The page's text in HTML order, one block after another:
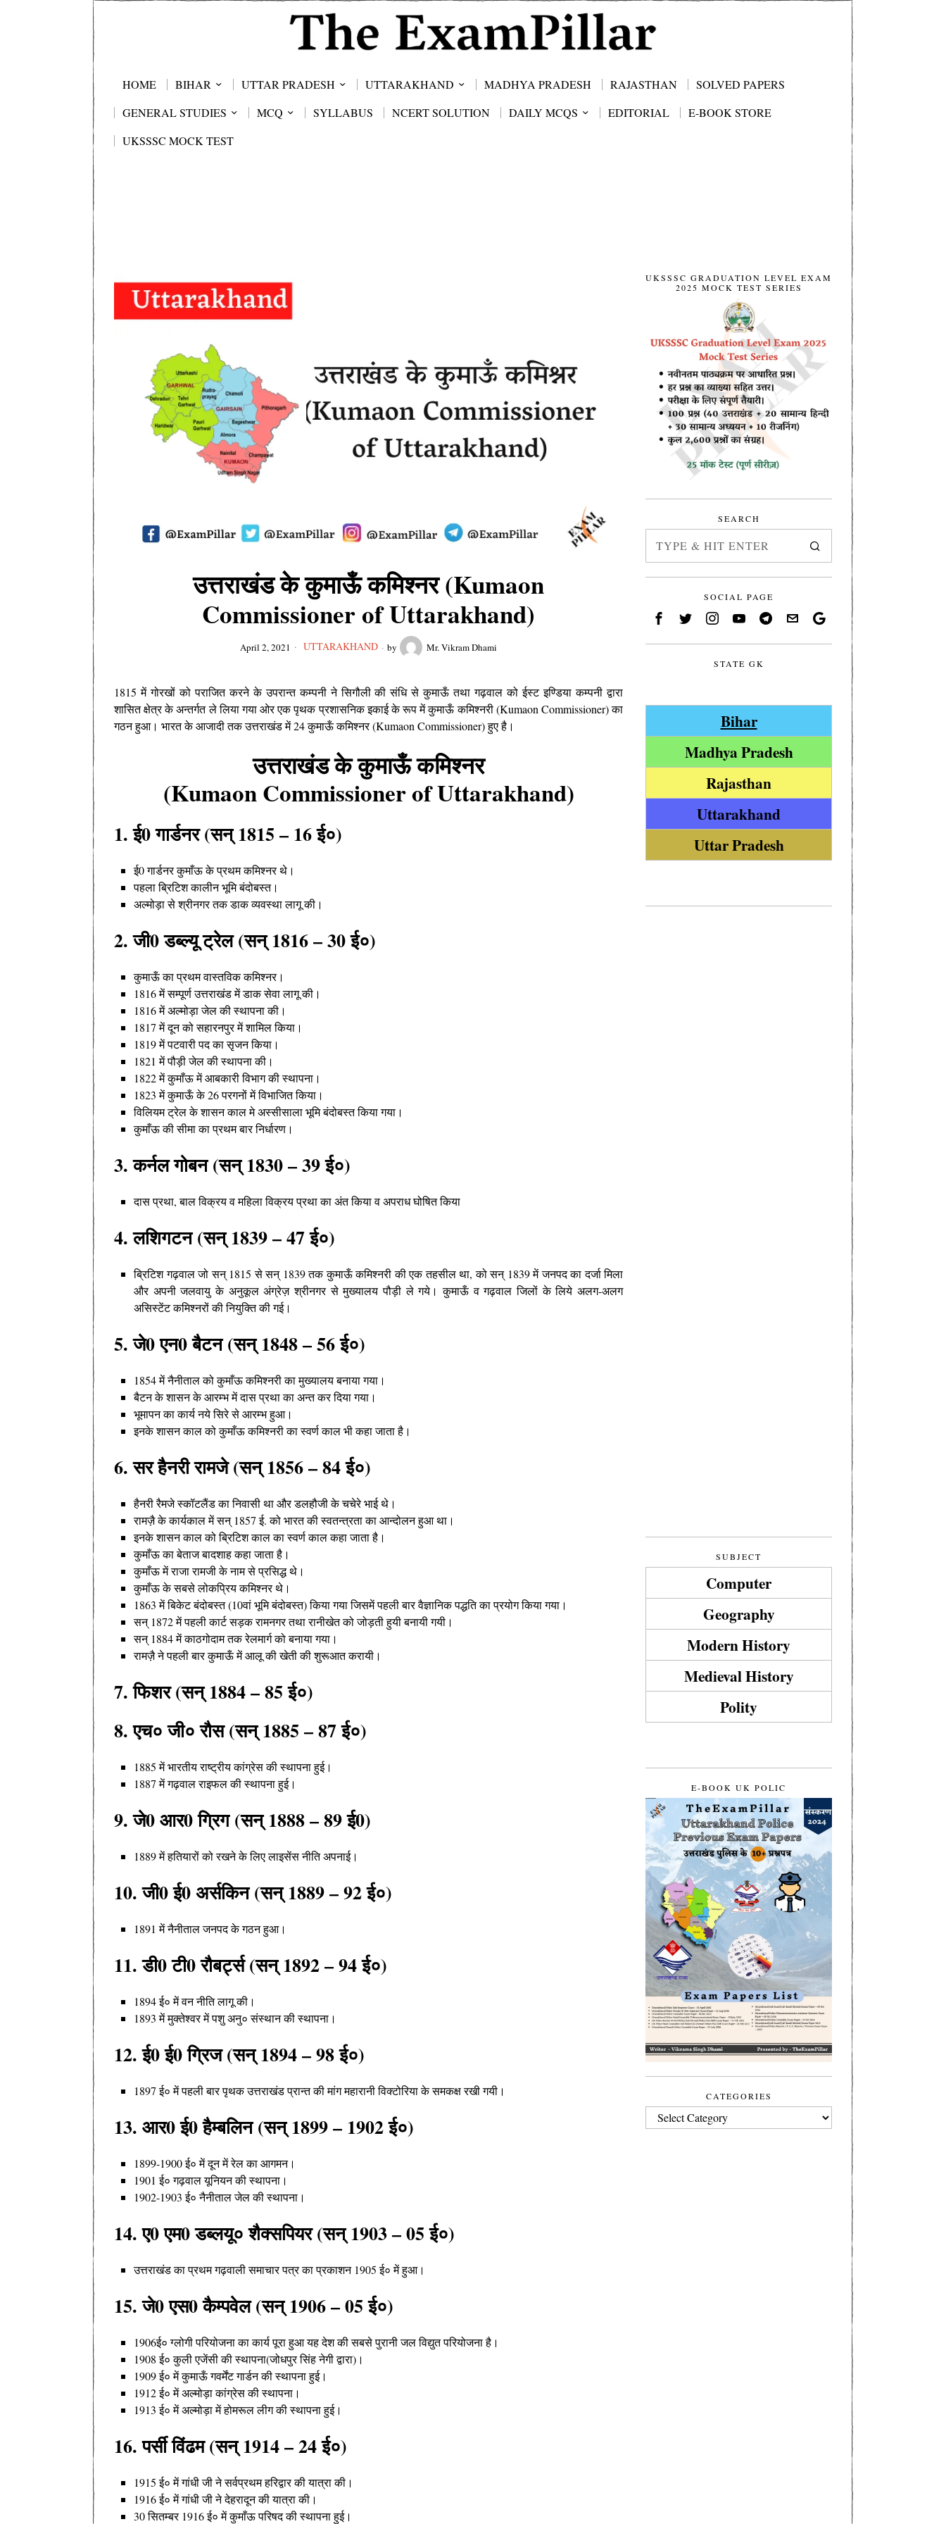
HOME BIHAR UTTAR PRADESH UTTARAKHAND MADHYA PRADESH RAJASTHAN
SOLVED PAPERS
GENERAL STUDIES
MCQ SYLLABUS NCERT SOLUTION DAILY MCQS EDITORIAL
E-BOOK STORE
UKSSSC MOCK TEST
उत्तराखंड के कुमाऊँ कमिश्नर (Kumaon
Commissioner of Uttarakhand)
April 2, 2021 UTTARAKHAND by Mr. Vikram Dhami
1815 में गोरखों को पराजित करने के उपरान्त कम्पनी ने सिगौली की संधि से कुमाऊँ तथा गढ़वाल को ईस्ट इण्डिया कम्पनी द्वारा
शासित क्षेत्र के अन्तर्गत ले लिया गया ओर एक पृथक प्रशासनिक इकाई के रूप में कुमाऊँ कमिश्नरी (Kumaon Commissioner) का
गठन हुआ। भारत के आजादी तक उत्तराखंड में 24 कुमाऊँ कमिश्नर (Kumaon Commissioner) हुए है।
उत्तराखंड के कुमाऊँ कमिश्नर
(Kumaon Commissioner of Uttarakhand)
1. ई0 गार्डनर (सन् 1815 – 16 ई०)
ई0 गार्डनर कुमाँऊ के प्रथम कमिश्नर थे ।
पहला ब्रिटिश कालीन भूमि बंदोबस्त।
अल्मोड़ा से श्रीनगर तक डाक व्यवस्था लागू की ।
2. जी0 डब्ल्यू ट्रेल (सन् 1816 – 30 ई०)
कुमाऊँ का प्रथम वास्तविक कमिश्नर।
1816 में सम्पूर्ण उत्तराखंड में डाक सेवा लागू की ।
1816 में अल्मोड़ा जेल की स्थापना की ।
1817 में दून को सहारनपुर में शामिल किया ।
1819 में पटवारी पद का सृजन किया ।
1821 में पौड़ी जेल की स्थापना की ।
1822 में कुमाँऊ में आबकारी विभाग की स्थापना ।
1823 में कुमाऊँ के 26 परगनों में विभाजित किया ।
विलियम ट्रेल के शासन काल मे अस्सीसाला भूमि बंदोबस्त किया गया ।
कुमाँऊ की सीमा का प्रथम बार निर्धारण ।
3. कर्नल गोबन (सन् 1830 – 39 ई०)
दास प्रथा, बाल विक्रय व महिला विक्रय प्रथा का अंत किया व अपराध घोषित किया
4. लशिगटन (सन् 1839 – 47 ई०)
ब्रिटिश गढ़वाल जो सन् 1815 से सन् 1839 तक कुमाऊँ कमिश्नरी की एक तहसील था, को सन् 1839 में जनपद का दर्जा मिला
और अपनी जलवायु के अनुकूल अंग्रेज़ श्रीनगर से मुख्यालय पौड़ी ले गये। कुमाऊँ व गढ़वाल जिलों के लिये अलग-अलग
असिस्टेंट कमिश्नरों की नियुक्ति की गई।
5. जे0 एन0 बैटन (सन् 1848 – 56 ई०)
1854 में नैनीताल को कुमाँऊ कमिश्नरी का मुख्यालय बनाया गया ।
बैटन के शासन के आरम्भ में दास प्रथा का अन्त कर दिया गया।
भूमापन का कार्य नये सिरे से आरम्भ हुआ।
इनके शासन काल को कुमाँऊ कमिश्नरी का स्वर्ण काल भी कहा जाता है ।
6. सर हैनरी रामजे (सन् 1856 – 84 ई०)
हैनरी रैमजे स्कॉटलैंड का निवासी था और डलहौजी के चचेरे भाई थे ।
रामज़ै के कार्यकाल में सन् 1857 ई. को भारत की स्वतन्त्रता का आन्दोलन हुआ था।
इनके शासन काल को ब्रिटिश काल का स्वर्ण काल कहा जाता है ।
कुमाँऊ का बेताज बादशाह कहा जाता है ।
कुमाँऊ में राजा रामजी के नाम से प्रसिद्ध थे ।
कुमाँऊ के सबसे लोकप्रिय कमिश्नर थे ।
1863 में बिकेट बंदोबस्त (10वां भूमि बंदोबस्त) किया गया जिसमें पहली बार वैज्ञानिक पद्धति का प्रयोग किया गया ।
सन् 1872 में पहली कार्ट सड़क रामनगर तथा रानीखेत को जोड़ती हुयी बनायी गयी।
सन् 1884 में काठगोदाम तक रेलमार्ग को बनाया गया।
रामज़ै ने पहली बार कुमाऊँ में आलू की खेती की शुरूआत करायी।
7. फिशर (सन् 1884 – 85 ई०)
8. एच० जी० रौस (सन् 1885 – 87 ई०)
1885 में भारतीय राष्ट्रीय कांग्रेस की स्थापना हुई।
1887 में गढ़वाल राइफल की स्थापना हुई।
9. जे0 आर0 ग्रिग (सन् 1888 – 89 ई0)
1889 में हतियारों को रखने के लिए लाइसेंस नीति अपनाई।
10. जी0 ई0 अर्सकिन (सन् 1889 – 92 ई०)
1891 में नैनीताल जनपद के गठन हुआ।
11. डी0 टी0 रौबर्ट्स (सन् 1892 – 94 ई०)
1894 ई० में वन नीति लागू की ।
1893 में मुक्तेश्वर में पशु अनु० संस्थान की स्थापना ।
12. ई0 ई0 ग्रिज (सन् 1894 – 98 ई०)
1897 ई० में पहली बार पृथक उत्तराखंड प्रान्त की मांग महारानी विक्टोरिया के समकक्ष रखी गयी ।
13. आर0 ई0 हैम्बलिन (सन् 1899 – 1902 ई०)
1899-1900 ई० में दून में रेल का आगमन।
1901 ई० गढ़वाल यूनियन की स्थापना ।
1902-1903 ई० नैनीताल जेल की स्थापना ।
14. ए0 एम0 डब्लयू० शैक्सपियर (सन् 1903 – 05 ई०)
उत्तराखंड का प्रथम गढ़वाली समाचार पत्र का प्रकाशन 1905 ई० में हुआ।
15. जे0 एस0 कैम्पवेल (सन् 1906 – 05 ई०)
1906ई० ग्लोगी परियोजना का कार्य पूरा हुआ यह देश की सबसे पुरानी जल विद्युत परियोजना है ।
1908 ई० कुली एजेंसी की स्थापना(जोधपुर सिंह नेगी द्वारा) ।
1909 ई० में कुमाऊँ गवर्मेंट गार्डन की स्थापना हुई।
1912 ई० में अल्मोड़ा कांग्रेस की स्थापना ।
1913 ई० में अल्मोड़ा में होमरूल लीग की स्थापना हुई।
16. पर्सी विंढम (सन् 1914 – 24 ई०)
1915 ई० में गांधी जी ने सर्वप्रथम हरिद्वार की यात्रा की ।
1916 ई० में गांधी जी ने देहरादून की यात्रा की ।
30 सितम्बर 1916 ई० में कुमाँऊ परिषद की स्थापना हुई।
UKSSSC GRADUATION LEVEL EXAM
2025 MOCK TEST SERIES
SEARCH
SOCIAL PAGE
STATE GK
Bihar
Madhya Pradesh
Rajasthan
Uttarakhand
Uttar Pradesh
SUBJECT
Computer
Geography
Modern History
Medieval History
Polity
E-BOOK UK POLIC
CATEGORIES
CATEGORIES